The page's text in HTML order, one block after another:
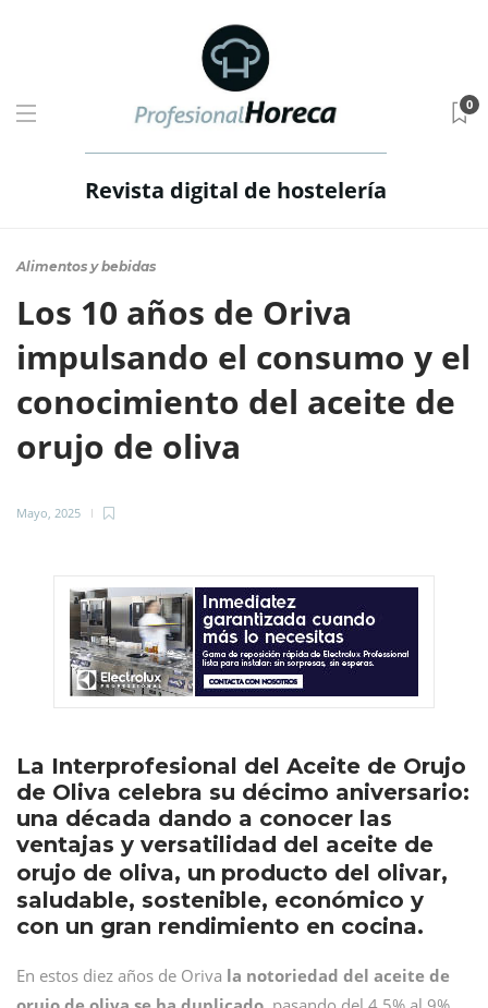
Revista digital de hostelería
0
Alimentos y bebidas
Los 10 años de Oriva
impulsando el consumo y el
conocimiento del aceite de
orujo de oliva
Mayo, 2025
La Interprofesional del Aceite de Orujo
de Oliva celebra su décimo aniversario:
una década dando a conocer las
ventajas y versatilidad del aceite de
orujo de oliva, un producto del olivar,
saludable, sostenible, económico y
con un gran rendimiento en cocina.
En estos diez años de Oriva la notoriedad del aceite de